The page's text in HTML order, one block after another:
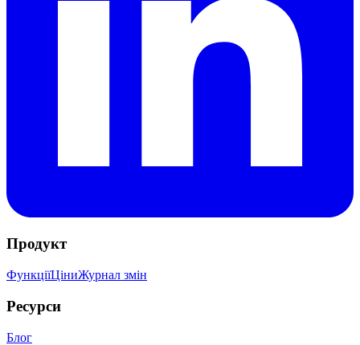
Продукт
ФункціїЦіниЖурнал змін
Ресурси
Блог